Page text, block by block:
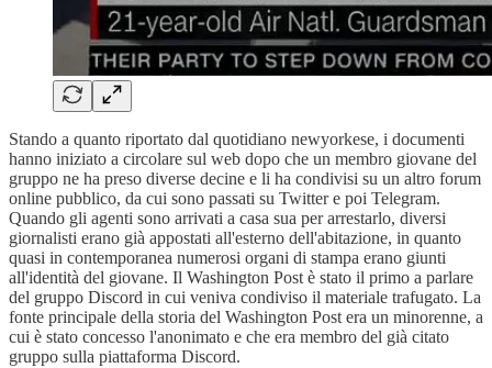
Stando a quanto riportato dal quotidiano newyorkese, i documenti
hanno iniziato a circolare sul web dopo che un membro giovane del
gruppo ne ha preso diverse decine e li ha condivisi su un altro forum
online pubblico, da cui sono passati su Twitter e poi Telegram.
Quando gli agenti sono arrivati a casa sua per arrestarlo, diversi
giornalisti erano già appostati all'esterno dell'abitazione, in quanto
quasi in contemporanea numerosi organi di stampa erano giunti
all'identità del giovane. Il Washington Post è stato il primo a parlare
del gruppo Discord in cui veniva condiviso il materiale trafugato. La
fonte principale della storia del Washington Post era un minorenne, a
cui è stato concesso l'anonimato e che era membro del già citato
gruppo sulla piattaforma Discord.